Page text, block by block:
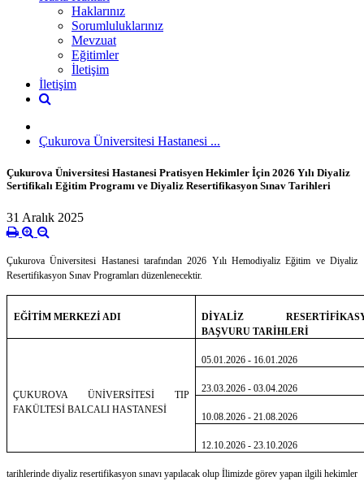
Haklarınız
Sorumluluklarınız
Mevzuat
Eğitimler
İletişim
İletişim
Çukurova Üniversitesi Hastanesi ...
Çukurova Üniversitesi Hastanesi Pratisyen Hekimler İçin 2026 Yılı Diyaliz
Sertifikalı Eğitim Programı ve Diyaliz Resertifikasyon Sınav Tarihleri
31 Aralık 2025
Çukurova Üniversitesi Hastanesi tarafından 2026 Yılı Hemodiyaliz Eğitim ve Diyaliz
Resertifikasyon Sınav Programları düzenlenecektir.
EĞİTİM MERKEZİ ADI
DİYALİZ
BAŞVURU TARİHLERİ
ÇUKUROVA ÜNİVERSİTESİ TIP
FAKÜLTESİ BALCALI HASTANESİ
05.01.2026 - 16.01.2026
23.03.2026 - 03.04.2026
10.08.2026 - 21.08.2026
12.10.2026 - 23.10.2026
tarihlerinde diyaliz resertifikasyon sınavı yapılacak olup İlimizde görev yapan ilgili hekimler